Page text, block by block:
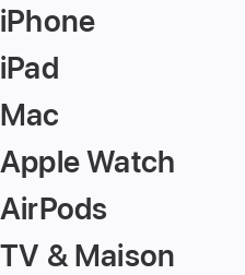
iPhone
iPad
Mac
Apple Watch
AirPods
TV & Maison